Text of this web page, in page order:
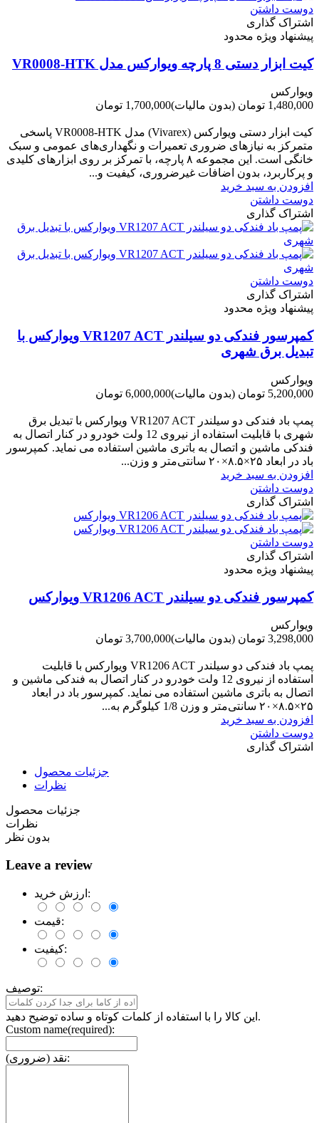
دوست داشتن
اشتراک گذاری
پیشنهاد ویژه محدود
کیت ابزار دستی 8 پارچه ویوارکس مدل VR0008-HTK
ویوارکس
1,480,000 تومان
(بدون مالیات)1,700,000 تومان
کیت ابزار دستی ویوارکس (Vivarex) مدل VR0008-HTK پاسخی
متمرکز به نیازهای ضروری تعمیرات و نگهداری‌های عمومی و سبک
خانگی است. این مجموعه ۸ پارچه، با تمرکز بر روی ابزارهای کلیدی
و پرکاربرد، بدون اضافات غیرضروری، کیفیت و...
افزودن به سبد خرید
دوست داشتن
اشتراک گذاری
دوست داشتن
اشتراک گذاری
پیشنهاد ویژه محدود
کمپرسور فندکی دو سیلندر VR1207 ACT ویوارکس با
تبدیل برق شهری
ویوارکس
5,200,000 تومان
(بدون مالیات)6,000,000 تومان
پمپ باد فندکی دو سیلندر VR1207 ACT ویوارکس با تبدیل برق
شهری با قابلیت استفاده از نیروی 12 ولت خودرو در کنار اتصال به
فندکی ماشین و اتصال به باتری ماشین استفاده می نماید. کمپرسور
باد در ابعاد ۲۵×۸.۵×۲۰ سانتی‌متر و وزن...
افزودن به سبد خرید
دوست داشتن
اشتراک گذاری
دوست داشتن
اشتراک گذاری
پیشنهاد ویژه محدود
کمپرسور فندکی دو سیلندر VR1206 ACT ویوارکس
ویوارکس
3,298,000 تومان
(بدون مالیات)3,700,000 تومان
پمپ باد فندکی دو سیلندر VR1206 ACT ویوارکس با قابلیت
استفاده از نیروی 12 ولت خودرو در کنار اتصال به فندکی ماشین و
اتصال به باتری ماشین استفاده می نماید. کمپرسور باد در ابعاد
۲۵×۸.۵×۲۰ سانتی‌متر و وزن 1/8 کیلوگرم به...
افزودن به سبد خرید
دوست داشتن
اشتراک گذاری
جزئیات محصول
نظرات
جزئیات محصول
نظرات
بدون نظر
Leave a review
ارزش خرید:
قیمت:
کیفیت:
توصیف:
این کالا را با استفاده از کلمات کوتاه و ساده توضیح دهید.
Custom name(required):
نقد (ضروری):